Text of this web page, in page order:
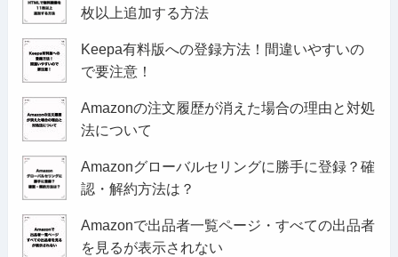
枚以上追加する方法
Keepa有料版への登録方法！間違いやすいの
で要注意！
Amazonの注文履歴が消えた場合の理由と対処
法について
Amazonグローバルセリングに勝手に登録？確
認・解約方法は？
Amazonで出品者一覧ページ・すべての出品者
を見るが表示されない